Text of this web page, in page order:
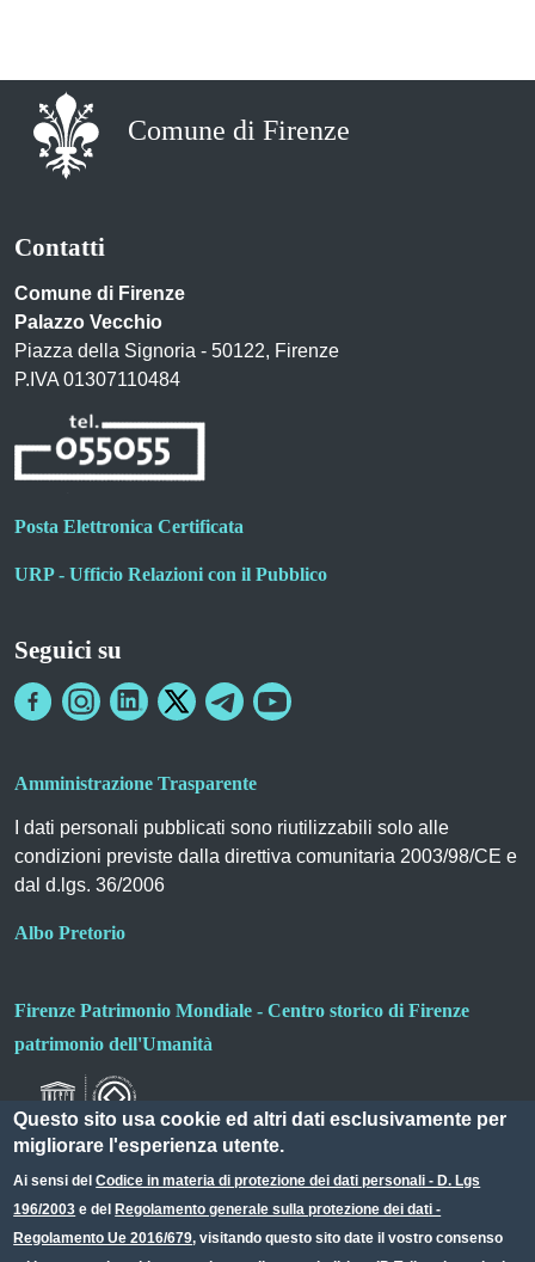
Comune di Firenze
Contatti
Comune di Firenze
Palazzo Vecchio
Piazza della Signoria - 50122, Firenze
P.IVA 01307110484
Posta Elettronica Certificata
URP - Ufficio Relazioni con il Pubblico
Seguici su
Amministrazione Trasparente
I dati personali pubblicati sono riutilizzabili solo alle
condizioni previste dalla direttiva comunitaria 2003/98/CE e
dal d.lgs. 36/2006
Albo Pretorio
Firenze Patrimonio Mondiale - Centro storico di Firenze
patrimonio dell'Umanità
Small prints
Useful links section
Redazione web
Questo sito usa cookie ed altri dati esclusivamente per
migliorare l'esperienza utente.
Ai sensi delCodice in materia di protezione dei dati personali - D. Lgs
196/2003 e del Regolamento generale sulla protezione dei dati -
Regolamento Ue 2016/679, visitando questo sito date il vostro consenso